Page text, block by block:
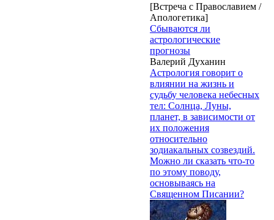
[Встреча с Православием /
Апологетика]
Сбываются ли
астрологические
прогнозы
Валерий Духанин
Астрология говорит о
влиянии на жизнь и
судьбу человека небесных
тел: Солнца, Луны,
планет, в зависимости от
их положения
относительно
зодиакальных созвездий.
Можно ли сказать что-то
по этому поводу,
основываясь на
Священном Писании?